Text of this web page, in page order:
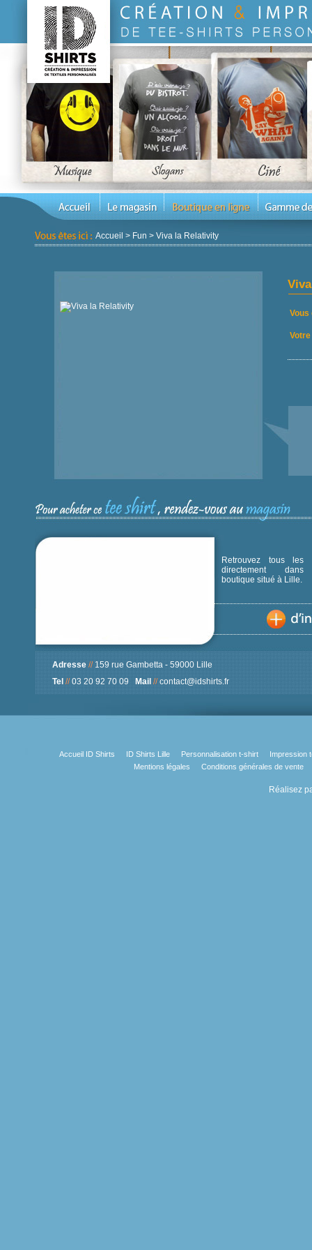
Accueil > Fun > Viva la Relativity
Retrouvez tous les
directement
boutique situé à Lille.
Adresse//159 rue Gambetta - 59000 Lille
Tel//03 20 92 70 09Mail// contact@idshirts.fr
Accueil ID Shirts ID Shirts Lille Personnalisation t-shirt
Impression
Mentions légales
Conditions générales de vente
Réalisez